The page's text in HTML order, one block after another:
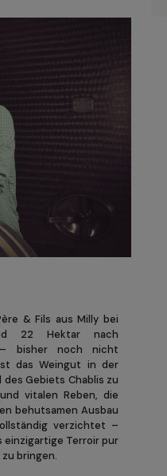
& Fils aus Milly bei
22 Hektar nach
– bisher noch nicht
das Weingut in der
Gebiets Chablis zu
vitalen Reben, die
behutsamen Ausbau
verzichtet –
einzigartige Terroir pur
bringen.